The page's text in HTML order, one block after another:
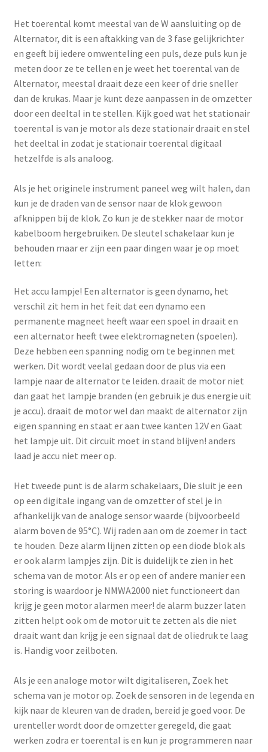
Het toerental komt meestal van de W aansluiting op de
Alternator, dit is een aftakking van de 3 fase gelijkrichter
en geeft bij iedere omwenteling een puls, deze puls kun je
meten door ze te tellen en je weet het toerental van de
Alternator, meestal draait deze een keer of drie sneller
dan de krukas. Maar je kunt deze aanpassen in de omzetter
door een deeltal in te stellen. Kijk goed wat het stationair
toerental is van je motor als deze stationair draait en stel
het deeltal in zodat je stationair toerental digitaal
hetzelfde is als analoog.
Als je het originele instrument paneel weg wilt halen, dan
kun je de draden van de sensor naar de klok gewoon
afknippen bij de klok. Zo kun je de stekker naar de motor
kabelboom hergebruiken. De sleutel schakelaar kun je
behouden maar er zijn een paar dingen waar je op moet
letten:
Het accu lampje! Een alternator is geen dynamo, het
verschil zit hem in het feit dat een dynamo een
permanente magneet heeft waar een spoel in draait en
een alternator heeft twee elektromagneten (spoelen).
Deze hebben een spanning nodig om te beginnen met
werken. Dit wordt veelal gedaan door de plus via een
lampje naar de alternator te leiden. draait de motor niet
dan gaat het lampje branden (en gebruik je dus energie uit
je accu). draait de motor wel dan maakt de alternator zijn
eigen spanning en staat er aan twee kanten 12V en Gaat
het lampje uit. Dit circuit moet in stand blijven! anders
laad je accu niet meer op.
Het tweede punt is de alarm schakelaars, Die sluit je een
op een digitale ingang van de omzetter of stel je in
afhankelijk van de analoge sensor waarde (bijvoorbeeld
alarm boven de 95°C). Wij raden aan om de zoemer in tact
te houden. Deze alarm lijnen zitten op een diode blok als
er ook alarm lampjes zijn. Dit is duidelijk te zien in het
schema van de motor. Als er op een of andere manier een
storing is waardoor je NMWA2000 niet functioneert dan
krijg je geen motor alarmen meer! de alarm buzzer laten
zitten helpt ook om de motor uit te zetten als die niet
draait want dan krijg je een signaal dat de oliedruk te laag
is. Handig voor zeilboten.
Als je een analoge motor wilt digitaliseren, Zoek het
schema van je motor op. Zoek de sensoren in de legenda en
kijk naar de kleuren van de draden, bereid je goed voor. De
urenteller wordt door de omzetter geregeld, die gaat
werken zodra er toerental is en kun je programmeren naar